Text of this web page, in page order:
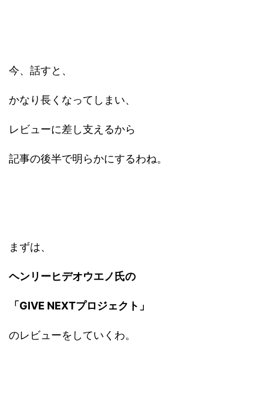
今、話すと、
かなり長くなってしまい、
レビューに差し支えるから
記事の後半で明らかにするわね。
まずは、
ヘンリーヒデオウエノ氏の
「GIVE NEXTプロジェクト」
のレビューをしていくわ。